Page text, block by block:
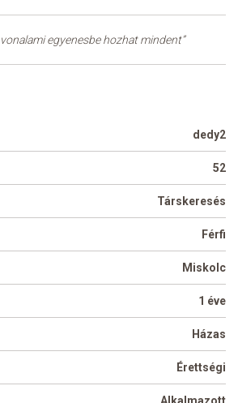
egyenesbe hozhat mindent”
dedy2
52
Társkeresés
Férfi
Miskolc
1 éve
Házas
Érettségi